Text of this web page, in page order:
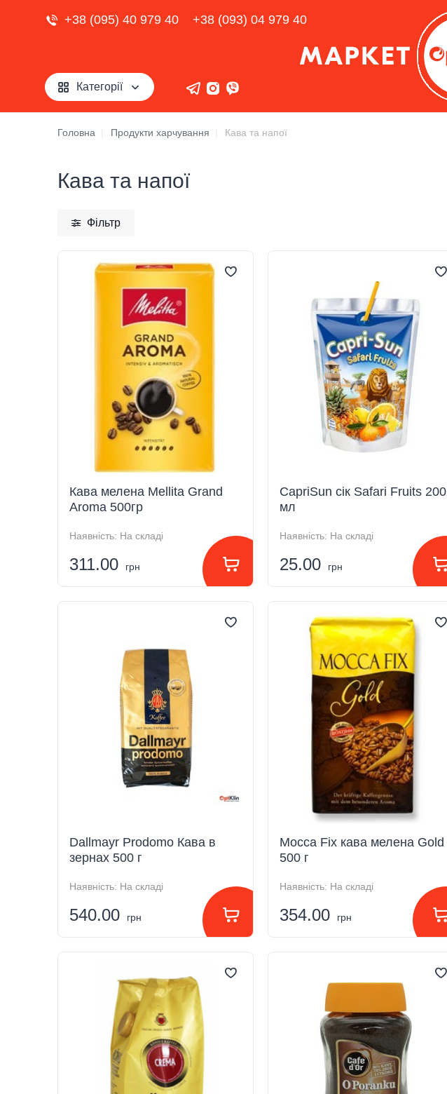
Категорії
+38 (095) 40 979 40 +38 (093) 04 979 40
Головна Продукти харчування Кава та напої
Кава та напої
Фільтр
Кава мелена Mellita Grand
Aroma 500гр
Наявність: На складі
311.00 грн
CapriSun сік Safari Fruits 200
мл
Наявність: На складі
25.00 грн
Dallmayr Prodomo Кава в
зернах 500 г
Наявність: На складі
540.00 грн
Mocca Fix кава мелена Gold
500 г
Наявність: На складі
354.00 грн